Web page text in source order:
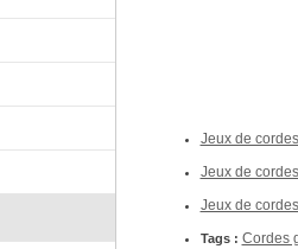
Jeux de
Jeux de
Jeux de
Tags : Cordes